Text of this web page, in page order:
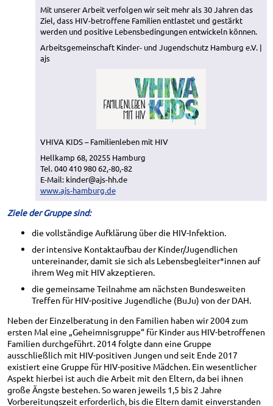
Mit unserer Arbeit verfolgen wir seit mehr als 30 Jahren das
Ziel, dass HIV-betroffene Familien entlastet und gestärkt
werden und positive Lebensbedingungen entwickeln können.
Arbeitsgemeinschaft Kinder- und Jugendschutz Hamburg e.V. |
ajs
VHIVA KIDS – Familienleben mit HIV
Hellkamp 68, 20255 Hamburg
Tel. 040 410 980 62,-80,-82
E-Mail: kinder@ajs-hh.de
www.ajs-hamburg.de
Ziele der Gruppe sind:
die vollständige Aufklärung über die HIV-Infektion.
der intensive Kontaktaufbau der Kinder/Jugendlichen
untereinander, damit sie sich als Lebensbegleiter*innen auf
ihrem Weg mit HIV akzeptieren.
die gemeinsame Teilnahme am nächsten Bundesweiten
Treffen für HIV-positive Jugendliche (BuJu) von der DAH.
Neben der Einzelberatung in den Familien haben wir 2004 zum
ersten Mal eine „Geheimnisgruppe“ für Kinder aus HIV-betroffenen
Familien durchgeführt. 2014 folgte dann eine Gruppe
ausschließlich mit HIV-positiven Jungen und seit Ende 2017
existiert eine Gruppe für HIV-positive Mädchen. Ein wesentlicher
Aspekt hierbei ist auch die Arbeit mit den Eltern, da bei ihnen
große Ängste bestehen. So waren jeweils 1,5 bis 2 Jahre
Vorbereitungszeit erforderlich, bis die Eltern damit einverstanden